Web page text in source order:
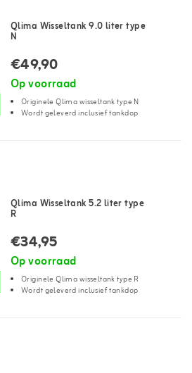
Qlima Wisseltank 9.0 liter type
N
€49,90
Op voorraad
Originele Qlima wisseltank type N
Wordt geleverd inclusief tankdop
Qlima Wisseltank 5.2 liter type
R
€34,95
Op voorraad
Originele Qlima wisseltank type R
Wordt geleverd inclusief tankdop